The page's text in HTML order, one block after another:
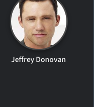
Jeffrey Donovan